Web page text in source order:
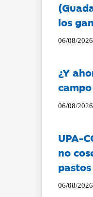
los
06/08/2026
¿Y
06/08/2026
UPA-
no
pastos
06/08/2026